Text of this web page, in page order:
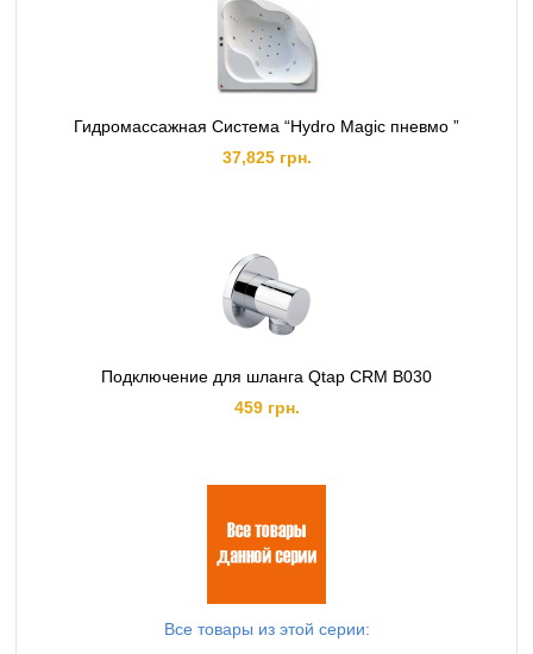
Гидромассажная Система “Hydro Magic пневмо ”
37,825 грн.
Подключение для шланга Qtap CRM B030
459 грн.
Все товары из этой серии: